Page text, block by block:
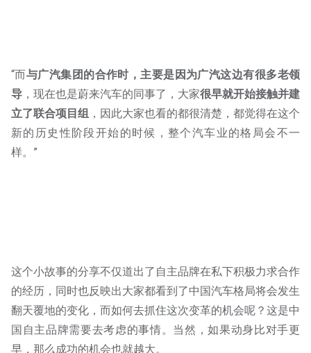
“而与广汽集团的合作时，主要是因为广汽这边有很多老领
导 ，现在也是蔚来汽车的同事了，大家很早就开始接触并建
立了联合项目组 ，因此大家也看的都很清楚，都觉得在这个
新的历史性阶段开始的时候，整个汽车业的格局会不一
样。”
这个小故事的分享不仅道出了自主品牌在私下积极力求合作
的经历，同时也反映出大家都看到了中国汽车格局将会发生
翻天覆地的变化，而如何去抓住这次变革的机会呢？这是中
国自主品牌需要去考虑的事情。当然，如果动身比对手更
早，那么成功的机会也就越大。